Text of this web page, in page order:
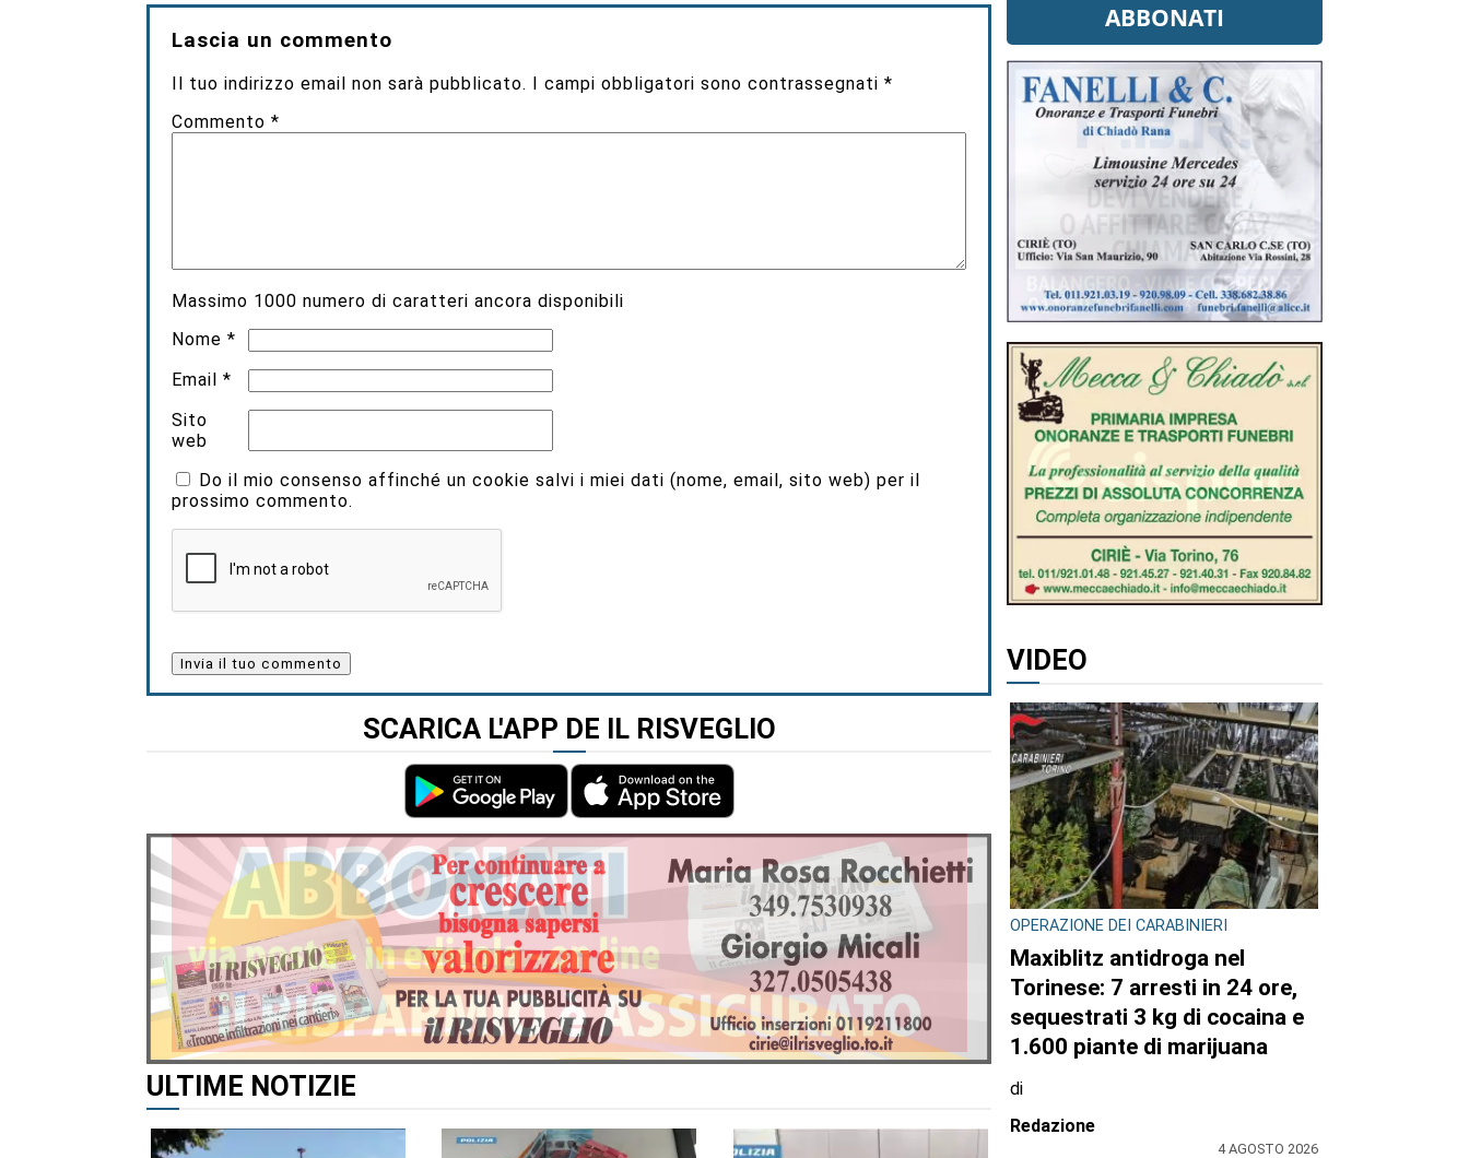
Lascia un commento
Il tuo indirizzo email non sarà pubblicato. I campi obbligatori sono contrassegnati*
Commento*
Massimo 1000 numero di caratteri ancora disponibili
Nome*
Email*
Sito
web
Do il mio consenso affinché un cookie salvi i miei dati (nome, email, sito web) per il
prossimo commento.
SCARICA L'APP DE IL RISVEGLIO
ALTRI ARTICOLI DI QUESTO AUTORE
ABBONATI
VIDEO
OPERAZIONE DEI CARABINIERI
Maxiblitz antidroga nel
Torinese: 7 arresti in 24 ore,
sequestrati 3 kg di cocaina e
1.600 piante di marijuana
di
Redazione
4 AGOSTO 2026